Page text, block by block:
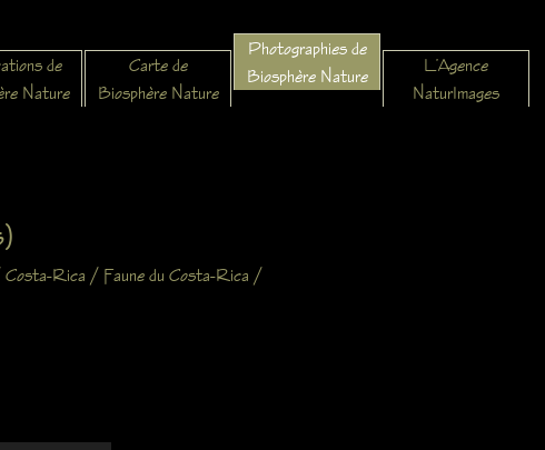
de
Nature
Carte de
Biosphère Nature
Photographies de
Biosphère Nature
L’Agence
NaturImages
Costa-Rica / Faune du Costa-Rica /